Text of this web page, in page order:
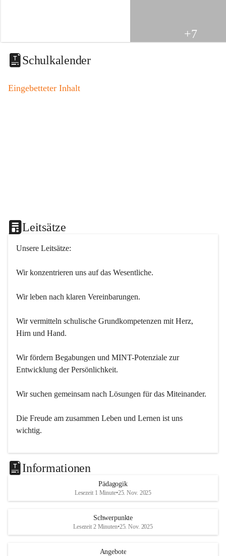
i
t
a
o
+7
Schulkalender
Eingebetteter Inhalt
Leitsätze
Unsere Leitsätze:
Wir konzentrieren uns auf das Wesentliche.
Wir leben nach klaren Vereinbarungen.
Wir vermitteln schulische Grundkompetenzen mit Herz,
Hirn und Hand.
Wir fördern Begabungen und MINT-Potenziale zur
Entwicklung der Persönlichkeit.
Wir suchen gemeinsam nach Lösungen für das Miteinander.
Die Freude am zusammen Leben und Lernen ist uns
wichtig.
Informationen
Pädagogik
Lesezeit 1 Minute•25. Nov. 2025
Schwerpunkte
Lesezeit 2 Minuten•25. Nov. 2025
Angebote